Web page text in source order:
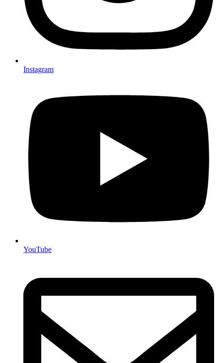
Instagram
YouTube